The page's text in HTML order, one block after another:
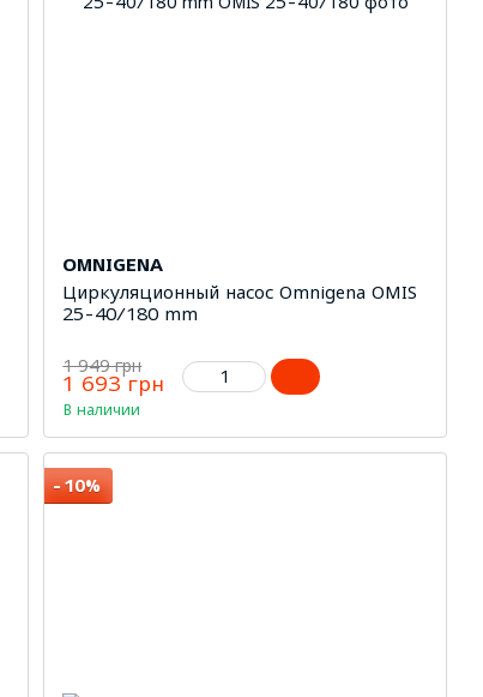
OMNIGENA
Циркуляционный насос Omnigena OMIS
25-40/180 mm
1 949 грн
1 693 грн
В наличии
−10%